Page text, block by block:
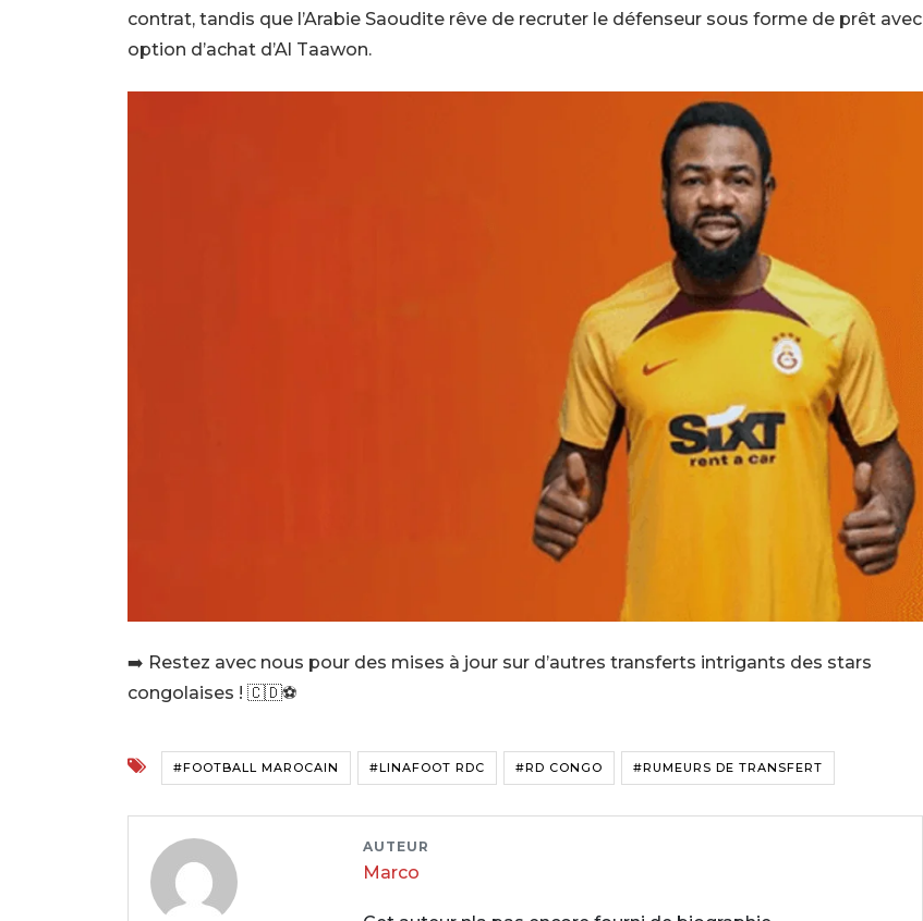
contrat, tandis que l’Arabie Saoudite rêve de recruter le défenseur sous forme de prêt avec
option d’achat d’Al Taawon.
➡️ Restez avec nous pour des mises à jour sur d’autres transferts intrigants des stars
congolaises ! 🇨🇩⚽
#FOOTBALL MAROCAIN #LINAFOOT RDC #RD CONGO #RUMEURS DE TRANSFERT
AUTEUR
Marco